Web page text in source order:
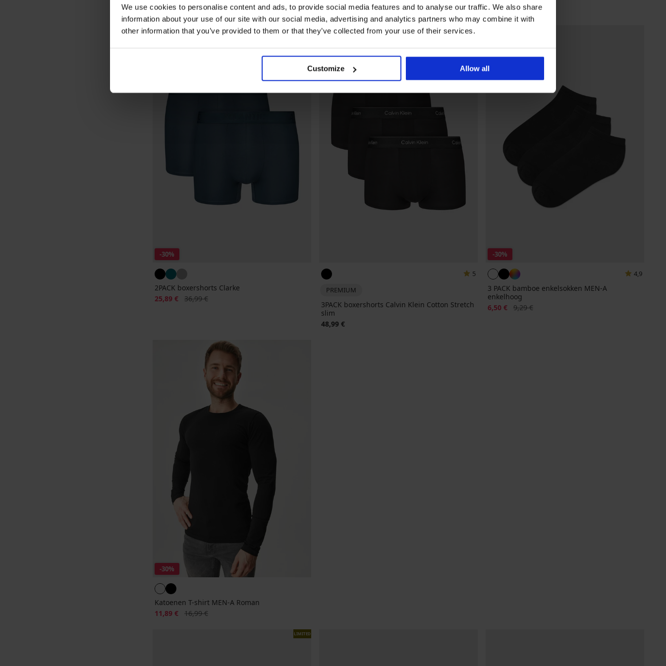
We use cookies to personalise content and ads, to provide social media features and to analyse our traffic. We also share
information about your use of our site with our social media, advertising and analytics partners who may combine it with
other information that you’ve provided to them or that they’ve collected from your use of their services.
Customize Allow all
Korting
20,29 €Oorspronkelijke prijs
28,99 €
LIMITED
-30%
2PACK boxershorts Clarke
Korting
25,89 € Oorspronkelijke prijs
36,99 €
5
PREMIUM
3PACK boxershorts Calvin Klein Cotton Stretch
slim
48,99 €
-30%
4,9
3 PACK bamboe enkelsokken MEN-A
enkelhoog
Korting
6,50 € Oorspronkelijke prijs
9,29 €
-30%
Katoenen T-shirt MEN-A Roman
Korting
11,89 € Oorspronkelijke prijs
16,99 €
LIMITED